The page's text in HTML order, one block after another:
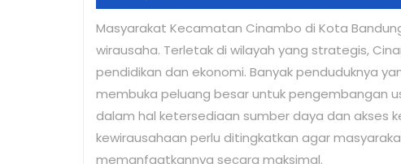
30,
2025
Masyarakat Kecamatan Cinambo di Kota
wirausaha. Terletak di wilayah yang strategis,
pendidikan dan ekonomi. Banyak penduduknya
membuka peluang besar untuk pengembangan
dalam hal ketersediaan sumber daya dan akses
kewirausahaan perlu ditingkatkan agar
memanfaatkannya secara maksimal.